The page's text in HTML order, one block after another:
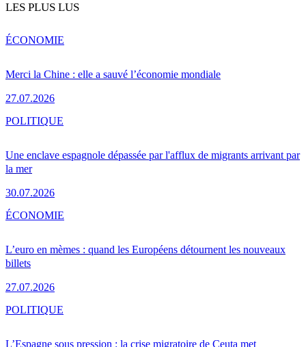
LES PLUS LUS
Merci la Chine : elle a sauvé l’économie mondiale
27.07.2026
ÉCONOMIE
Une enclave espagnole dépassée par l'afflux de migrants arrivant par
la mer
30.07.2026
POLITIQUE
L’euro en mèmes : quand les Européens détournent les nouveaux
billets
27.07.2026
ÉCONOMIE
L’Espagne sous pression : la crise migratoire de Ceuta met
POLITIQUE